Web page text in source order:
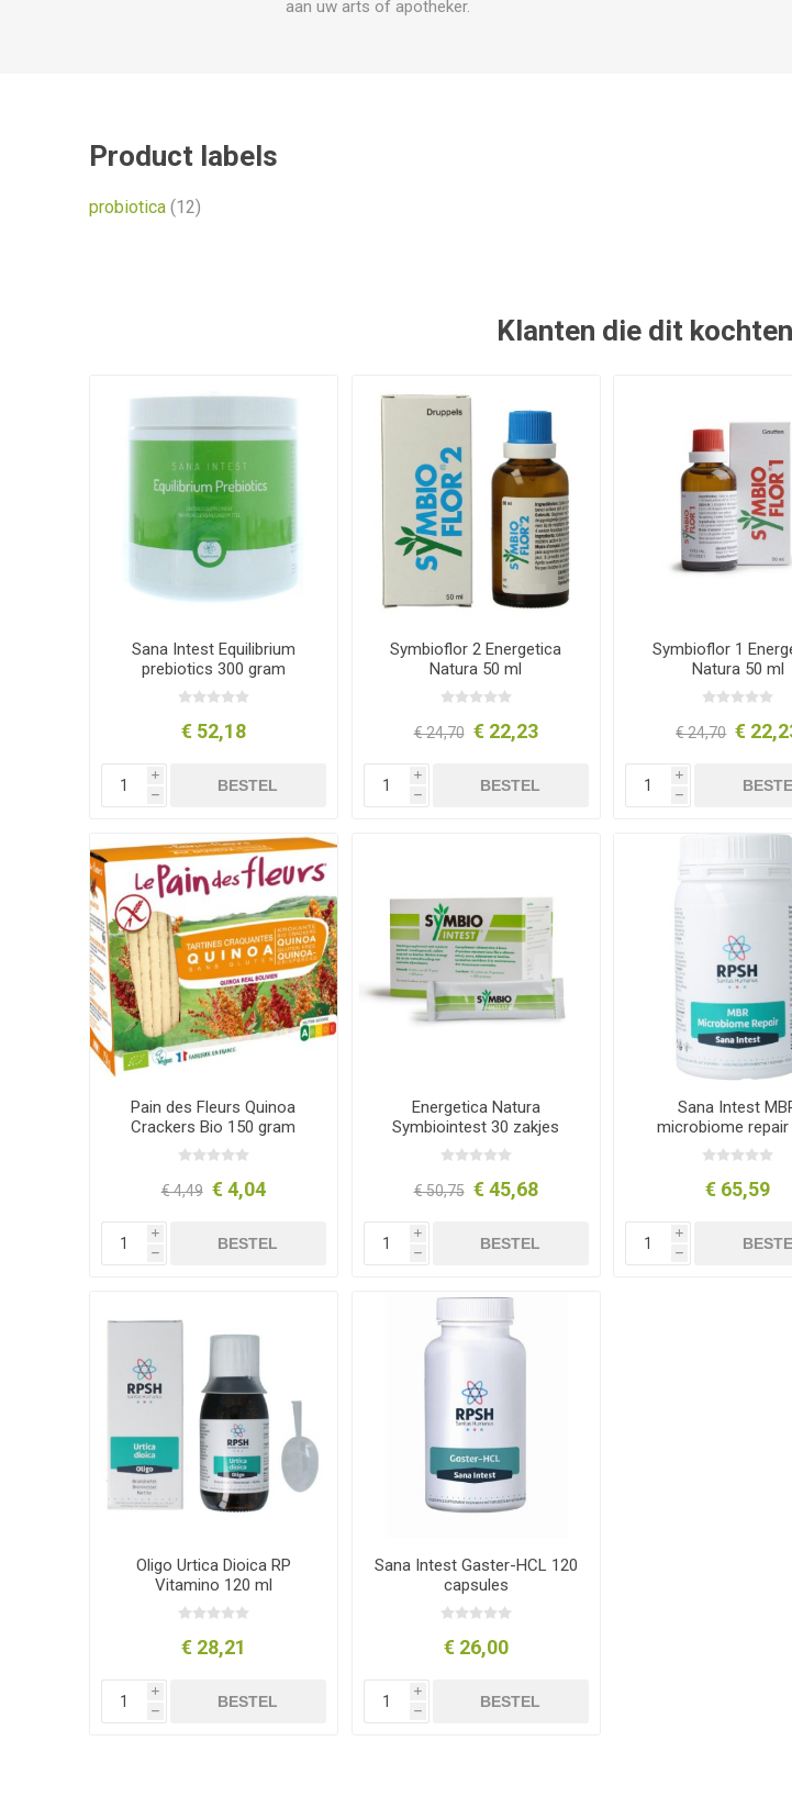
aan uw arts of apotheker.
Product labels
probiotica (12)
Klanten die dit
Sana Intest Equilibrium
prebiotics 300 gram
€ 52,18
i
h
BESTEL
Symbioflor 2 Energetica
Natura 50 ml
€ 24,70 € 22,23
i
h
BESTEL
Symbioflor 1
Natura 50 ml
€ 24,70 €
i
h
Pain des Fleurs Quinoa
Crackers Bio 150 gram
€ 4,49 € 4,04
i
h
BESTEL
Energetica Natura
Symbiointest 30 zakjes
€ 50,75 € 45,68
i
h
BESTEL
Sana Intest
microbiome repair
capsules
€ 65,59
i
h
Oligo Urtica Dioica RP
Vitamino 120 ml
€ 28,21
i
h
BESTEL
Sana Intest Gaster-HCL 120
capsules
€ 26,00
i
h
BESTEL